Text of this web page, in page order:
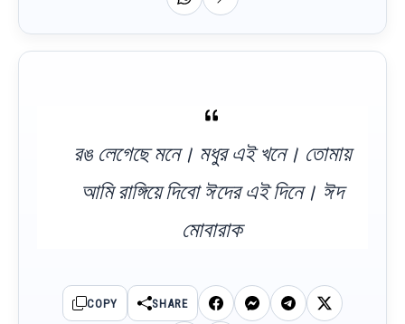
রঙ লেগেছে মনে। মধুর এই খনে। তোমায়
আমি রাঙ্গিয়ে দিবো ঈদের এই দিনে। ঈদ
মোবারাক
COPY SHARE